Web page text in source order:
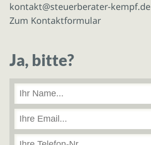
kontakt@steuerberater-kempf.de
Zum Kontaktformular
Ja, bitte?